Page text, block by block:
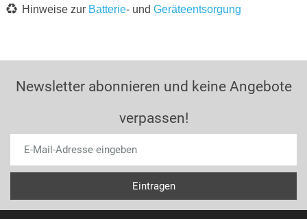
Hinweise zur Batterie- und Geräteentsorgung
Newsletter abonnieren und keine Angebote
verpassen!